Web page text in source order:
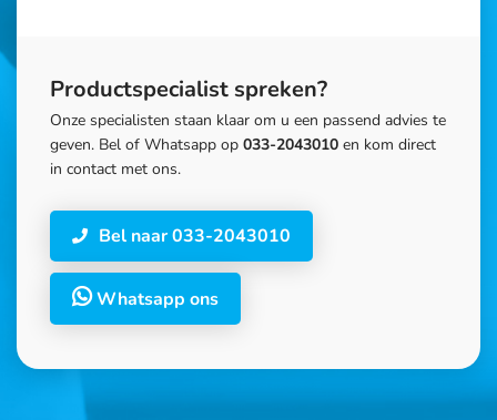
Productspecialist spreken?
Onze specialisten staan klaar om u een passend advies te
geven. Bel of Whatsapp op 033-2043010 en kom direct
in contact met ons.
Bel naar 033-2043010
Whatsapp ons